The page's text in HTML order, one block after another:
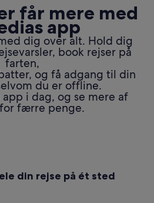
får mere med
app
dig over alt. Hold dig
book rejser på
farten,
og få adgang til din
du er offline.
i dag, og se mere af
færre penge.
din rejse på ét sted